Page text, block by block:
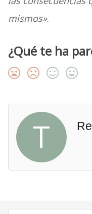
mismos».
¿Qué te ha
T